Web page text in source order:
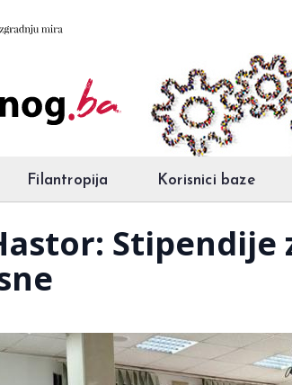
Filantropija Korisnici baze